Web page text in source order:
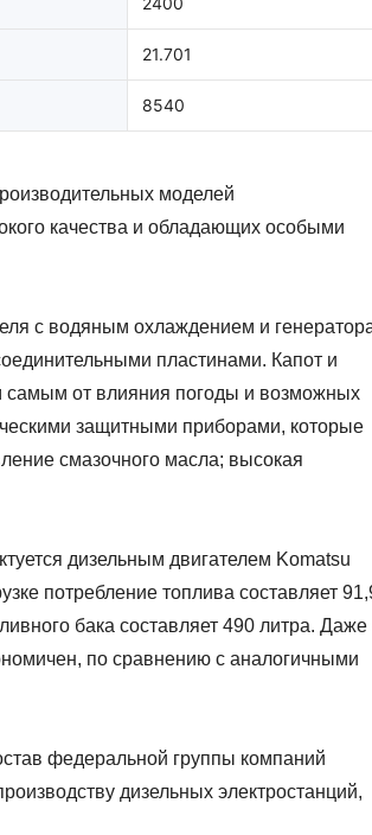
21.701
8540
моделей
качества и обладающих особыми
с водяным охлаждением и
пластинами. Капот и
самым от влияния погоды и возможных
защитными приборами, которые
смазочного масла; высокая
дизельным двигателем Komatsu
потребление топлива составляет
бака составляет 490 литра. Даже
по сравнению с аналогичными
федеральной группы компаний
дизельных электростанций,